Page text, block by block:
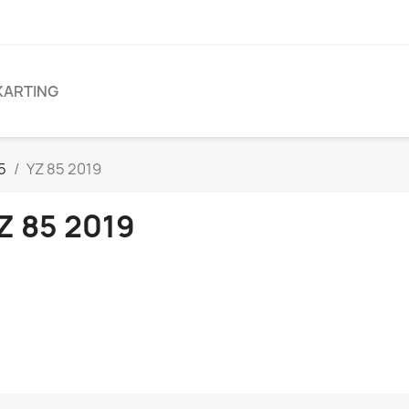
YZ 85 2019
85 2019